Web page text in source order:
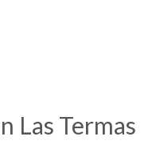
Las Termas